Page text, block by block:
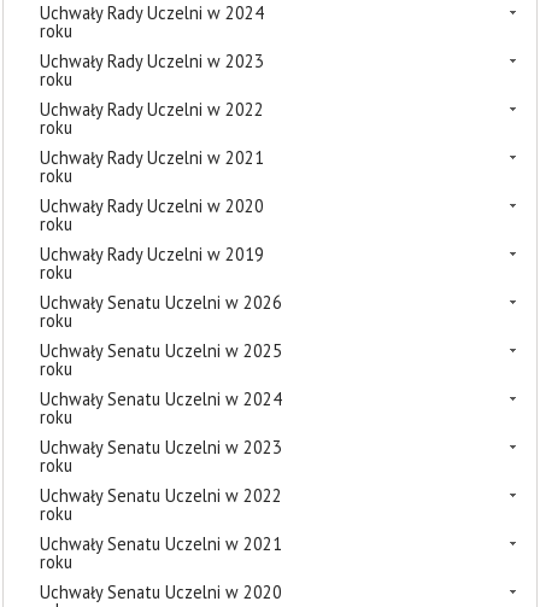
Uchwały Rady Uczelni w 2024
roku
Uchwały Rady Uczelni w 2023
roku
Uchwały Rady Uczelni w 2022
roku
Uchwały Rady Uczelni w 2021
roku
Uchwały Rady Uczelni w 2020
roku
Uchwały Rady Uczelni w 2019
roku
Uchwały Senatu Uczelni w 2026
roku
Uchwały Senatu Uczelni w 2025
roku
Uchwały Senatu Uczelni w 2024
roku
Uchwały Senatu Uczelni w 2023
roku
Uchwały Senatu Uczelni w 2022
roku
Uchwały Senatu Uczelni w 2021
roku
Uchwały Senatu Uczelni w 2020